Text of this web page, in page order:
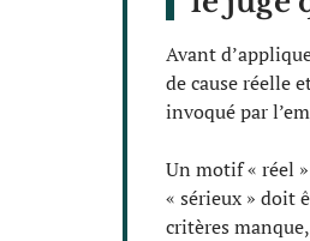
Avant
de cause réelle
invoqué par
Un motif « réel
« sérieux » doit
critères